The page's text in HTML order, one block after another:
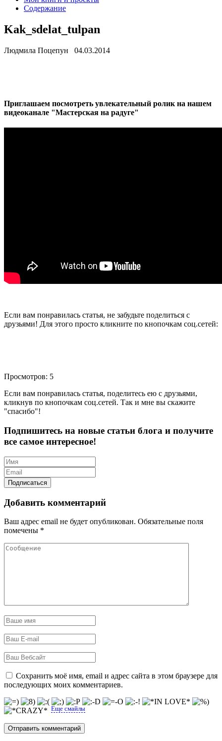
Содержание
Kak_sdelat_tulpan
Людмила Поцепун 04.03.2014
Приглашаем посмотреть увлекательный ролик на нашем
видеоканале "Мастерская на радуге"
Если вам понравилась статья, не забудьте поделиться с
друзьями! Для этого просто кликните по кнопочкам соц.сетей:
Просмотров: 5
Если вам понравилась статья, поделитесь ею с друзьями,
кликнув по кнопочкам соц.сетей. Так и мне вы скажите
"спасибо"!
Подпишитесь на новые статьи блога и получите
все самое интересное!
Добавить комментарий
Ваш адрес email не будет опубликован. Обязательные поля
помечены *
Сохранить моё имя, email и адрес сайта в этом браузере для
последующих моих комментариев.
Еще смайлы